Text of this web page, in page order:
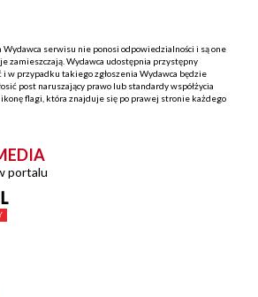
serwisu nie ponosi odpowiedzialności i są one
zamieszczają. Wydawca udostępnia przystępny
i w przypadku takiego zgłoszenia Wydawca będzie
post naruszający prawo lub standardy współżycia
flagi, która znajduje się po prawej stronie każdego
portalu